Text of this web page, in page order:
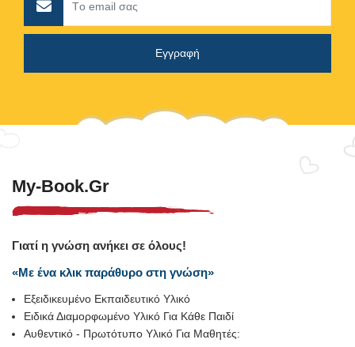
My-Book.gr
Γιατί η γνώση ανήκει σε όλους!
«Με ένα κλικ παράθυρο στη γνώση»
Εξειδικευμένο Εκπαιδευτικό Υλικό
Ειδικά Διαμορφωμένο Υλικό Για Κάθε Παιδί
Αυθεντικό - Πρωτότυπο Υλικό Για Μαθητές: